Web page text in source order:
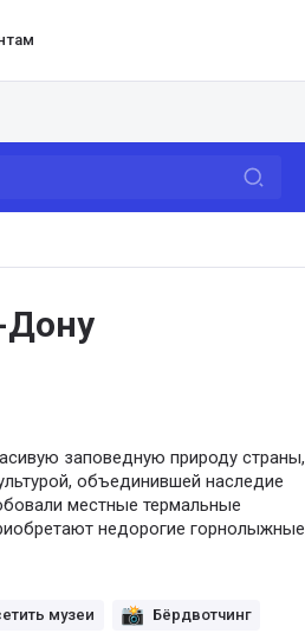
Дону
заповедную природу страны,
объединившей наследие
местные термальные
недорогие горнолыжные
музеи Бёрдвотчинг